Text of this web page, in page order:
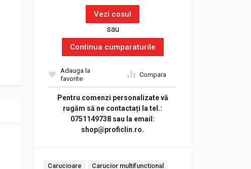
Vezi cosul
sau
Continua cumparaturile
Adauga la
favorite
Compara
Pentru comenzi personalizate vă
rugăm să ne contactați la tel.:
0751149738 sau la email:
shop@proficlin.ro.
Tags:
Carucioare
Carucior multifunctional